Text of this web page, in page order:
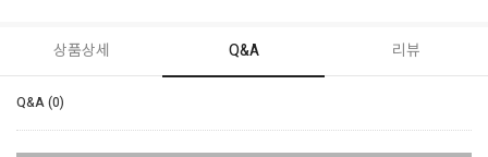
상품상세 Q&A 리뷰
Q&A (0)